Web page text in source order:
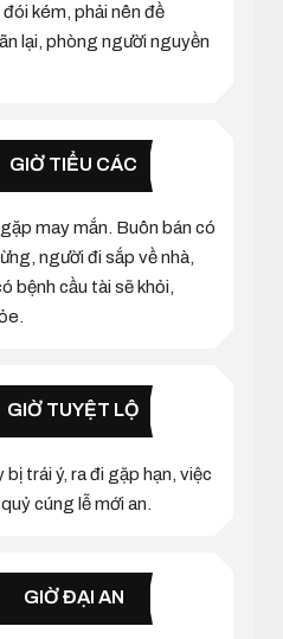
kém, phải nên đề
lại, phòng người nguyền
GIỜ TIỂU CÁC
may mắn. Buôn bán có
người đi sắp về nhà,
bệnh cầu tài sẽ khỏi,
GIỜ TUYỆT LỘ
trái ý, ra đi gặp hạn, việc
cúng lễ mới an.
GIỜ ĐẠI AN